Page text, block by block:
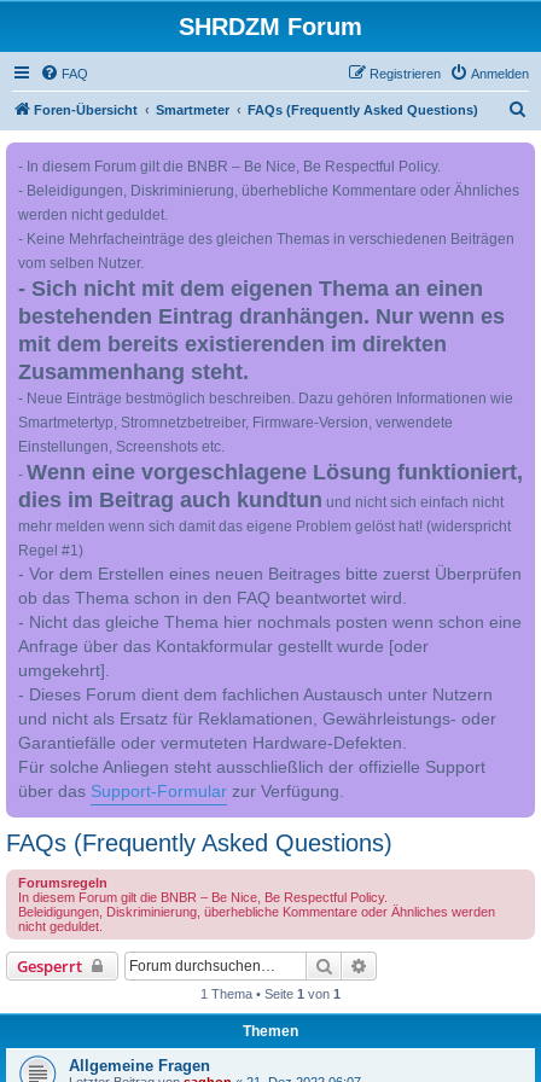
SHRDZM Forum
FAQ Anmelden
Registrieren
Foren-Übersicht Smartmeter FAQs (Frequently Asked Questions)
- In diesem Forum gilt die BNBR – Be Nice, Be Respectful Policy.
- Beleidigungen, Diskriminierung, überhebliche Kommentare oder Ähnliches
werden nicht geduldet.
- Keine Mehrfacheinträge des gleichen Themas in verschiedenen Beiträgen
vom selben Nutzer.
- Sich nicht mit dem eigenen Thema an einen
bestehenden Eintrag dranhängen. Nur wenn es
mit dem bereits existierenden im direkten
Zusammenhang steht.
- Neue Einträge bestmöglich beschreiben. Dazu gehören Informationen wie
Smartmetertyp, Stromnetzbetreiber, Firmware-Version, verwendete
Einstellungen, Screenshots etc.
- Wenn eine vorgeschlagene Lösung funktioniert,
dies im Beitrag auch kundtun und nicht sich einfach nicht
mehr melden wenn sich damit das eigene Problem gelöst hat! (widerspricht
Regel #1)
- Vor dem Erstellen eines neuen Beitrages bitte zuerst Überprüfen
ob das Thema schon in den FAQ beantwortet wird.
- Nicht das gleiche Thema hier nochmals posten wenn schon eine
Anfrage über das Kontakformular gestellt wurde [oder
umgekehrt].
- Dieses Forum dient dem fachlichen Austausch unter Nutzern
und nicht als Ersatz für Reklamationen, Gewährleistungs- oder
Garantiefälle oder vermuteten Hardware-Defekten.
Für solche Anliegen steht ausschließlich der offizielle Support
über das Support-Formular zur Verfügung.
FAQs (Frequently Asked Questions)
Forumsregeln
In diesem Forum gilt die BNBR – Be Nice, Be Respectful Policy.
Beleidigungen, Diskriminierung, überhebliche Kommentare oder Ähnliches werden
nicht geduldet.
Gesperrt Suche
1 Thema • Seite 1 von 1
Themen
Allgemeine Fragen